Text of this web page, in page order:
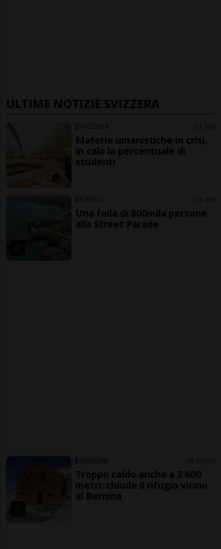
ULTIME NOTIZIE SVIZZERA
SVIZZERA 1 ora
Materie umanistiche in crisi,
in calo la percentuale di
studenti
ZURIGO 3 ore
Una folla di 800mila persone
alla Street Parade
GRIGIONI 8 ore 5
Troppo caldo anche a 3'600
metri: chiude il rifugio vicino
al Bernina